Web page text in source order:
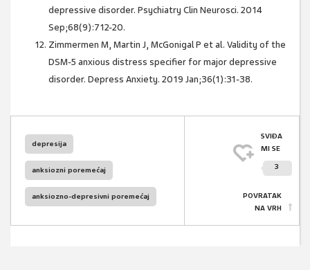
depressive disorder. Psychiatry Clin Neurosci. 2014
Sep;68(9):712-20.
Zimmermen M, Martin J, McGonigal P et al. Validity of the
DSM-5 anxious distress specifier for major depressive
disorder. Depress Anxiety. 2019 Jan;36(1):31-38.
depresija
anksiozni poremećaj
anksiozno-depresivni poremećaj
SVIĐA
MI SE
3
POVRATAK
NA VRH